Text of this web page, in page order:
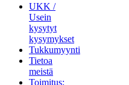
UKK /
Usein
kysytyt
kysymykset
Tukkumyynti
Tietoa
meistä
Toimitus: